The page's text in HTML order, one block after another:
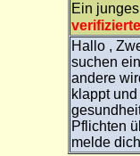
Ein
Hallo ,
suchen
andere
klappt
Pflichten
melde